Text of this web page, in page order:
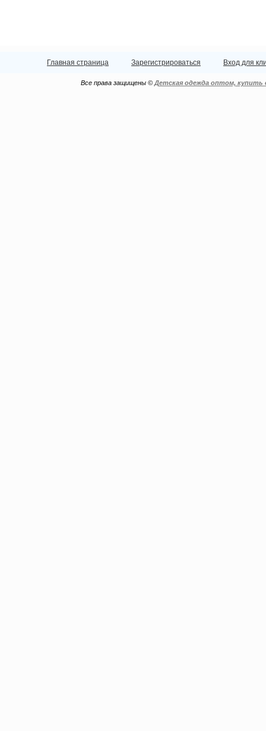
Главная страница Зарегистрироваться Вход для
Все права защищены © Детская одежда оптом,